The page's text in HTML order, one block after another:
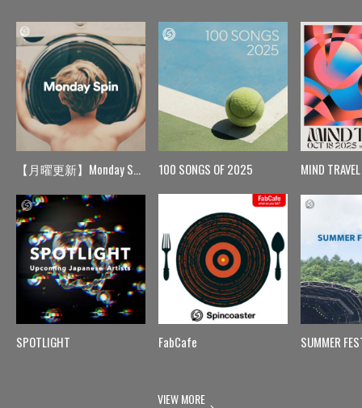
【月曜更新】Monday Spin
SPOTLIGHT
100 SONGS OF 2025
FabCafe
MIND TRAVEL
SUMMER
VIEW MORE